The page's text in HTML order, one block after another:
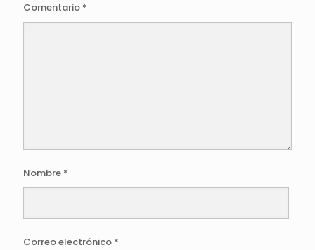
Comentario *
Nombre *
Correo electrónico *